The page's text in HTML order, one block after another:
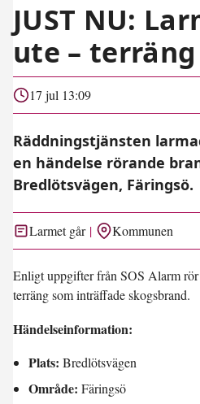
JUST NU:
ute – terräng
17 jul 13:09
Räddningstjänsten
en händelse rörande
Bredlötsvägen, Färingsö.
Larmet går Kommunen
Enligt uppgifter från SOS Alarm rör
terräng som inträffade skogsbrand.
Händelseinformation:
Plats: Bredlötsvägen
Område: Färingsö